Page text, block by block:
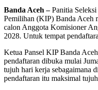
Banda Aceh –Panitia Seleksi
Pemilihan (KIP) Banda Aceh
calon Anggota Komisioner
2028. Untuk tempat
Ketua Pansel KIP Banda
pendaftaran dibuka mulai
tujuh hari kerja sebagaimana
pendaftaran itu maksimal